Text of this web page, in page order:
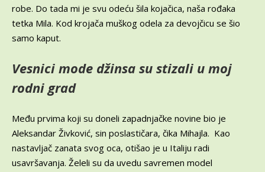
robe. Do tada mi je svu odeću šila kojačica, naša rođaka
tetka Mila. Kod krojača muškog odela za devojčicu se šio
samo kaput.
Vesnici mode džinsa su stizali u moj
rodni grad
Među prvima koji su doneli zapadnjačke novine bio je
Aleksandar Živković, sin poslastičara, čika Mihajla. Kao
nastavljač zanata svog oca, otišao je u Italiju radi
usavršavanja. Želeli su da uvedu savremen model